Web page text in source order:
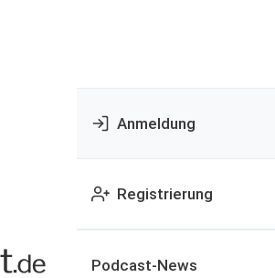
Anmeldung
Registrierung
Podcast-News